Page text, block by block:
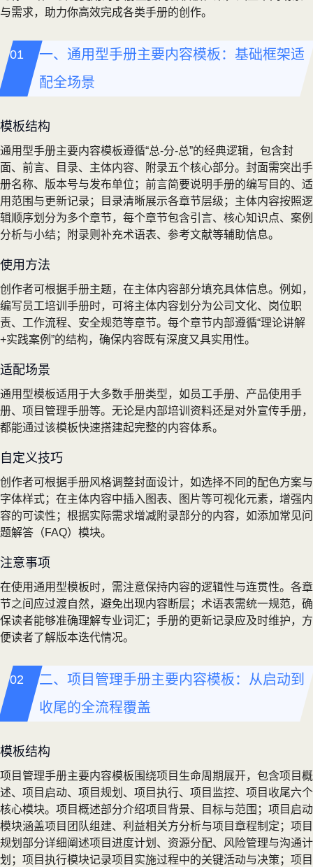
与需求，助力你高效完成各类手册的创作。
一、通用型手册主要内容模板：基础框架适
配全场景
模板结构
通用型手册主要内容模板遵循“总-分-总”的经典逻辑，包含封
面、前言、目录、主体内容、附录五个核心部分。封面需突出手
册名称、版本号与发布单位；前言简要说明手册的编写目的、适
用范围与更新记录；目录清晰展示各章节层级；主体内容按照逻
辑顺序划分为多个章节，每个章节包含引言、核心知识点、案例
分析与小结；附录则补充术语表、参考文献等辅助信息。
使用方法
创作者可根据手册主题，在主体内容部分填充具体信息。例如，
编写员工培训手册时，可将主体内容划分为公司文化、岗位职
责、工作流程、安全规范等章节。每个章节内部遵循“理论讲解
+实践案例”的结构，确保内容既有深度又具实用性。
适配场景
通用型模板适用于大多数手册类型，如员工手册、产品使用手
册、项目管理手册等。无论是内部培训资料还是对外宣传手册，
都能通过该模板快速搭建起完整的内容体系。
自定义技巧
创作者可根据手册风格调整封面设计，如选择不同的配色方案与
字体样式；在主体内容中插入图表、图片等可视化元素，增强内
容的可读性；根据实际需求增减附录部分的内容，如添加常见问
题解答（FAQ）模块。
注意事项
在使用通用型模板时，需注意保持内容的逻辑性与连贯性。各章
节之间应过渡自然，避免出现内容断层；术语表需统一规范，确
保读者能够准确理解专业词汇；手册的更新记录应及时维护，方
便读者了解版本迭代情况。
二、项目管理手册主要内容模板：从启动到
收尾的全流程覆盖
模板结构
项目管理手册主要内容模板围绕项目生命周期展开，包含项目概
述、项目启动、项目规划、项目执行、项目监控、项目收尾六个
核心模块。项目概述部分介绍项目背景、目标与范围；项目启动
模块涵盖项目团队组建、利益相关方分析与项目章程制定；项目
规划部分详细阐述项目进度计划、资源分配、风险管理与沟通计
划；项目执行模块记录项目实施过程中的关键活动与决策；项目